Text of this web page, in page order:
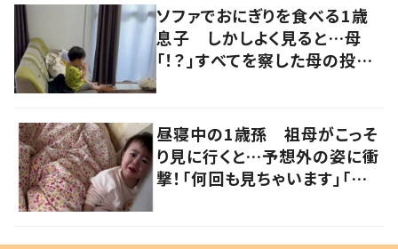
ソファでおにぎりを食べる1歳
息子 しかしよく見ると…母
「！？」すべてを察した母の投稿
昼寝中の1歳孫 祖母がこっそ
り見に行くと…予想外の姿に衝
撃！「何回も見ちゃいます」「か